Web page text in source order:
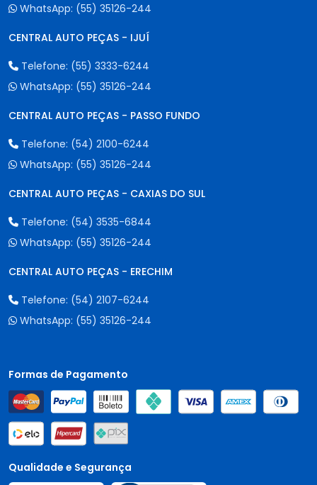
WhatsApp: (55) 35126-244
CENTRAL AUTO PEÇAS - IJUÍ
Telefone: (55) 3333-6244
WhatsApp: (55) 35126-244
CENTRAL AUTO PEÇAS - PASSO FUNDO
Telefone: (54) 2100-6244
WhatsApp: (55) 35126-244
CENTRAL AUTO PEÇAS - CAXIAS DO SUL
Telefone: (54) 3535-6844
WhatsApp: (55) 35126-244
CENTRAL AUTO PEÇAS - ERECHIM
Telefone: (54) 2107-6244
WhatsApp: (55) 35126-244
Formas de Pagamento
Qualidade e Segurança